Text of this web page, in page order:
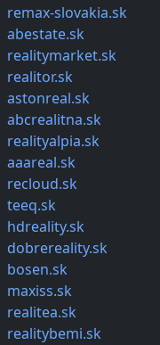
remax-slovakia.sk
abestate.sk
realitymarket.sk
realitor.sk
astonreal.sk
abcrealitna.sk
realityalpia.sk
aaareal.sk
recloud.sk
teeq.sk
hdreality.sk
dobrereality.sk
bosen.sk
maxiss.sk
realitea.sk
realitybemi.sk